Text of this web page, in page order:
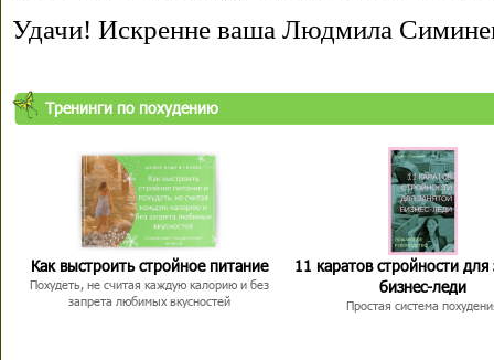
Удачи! Искренне ваша Людмила
Тренинги по похудению
Как выстроить стройное питание
Похудеть, не считая каждую калорию и без
запрета любимых вкусностей
11 каратов стройности для
бизнес-леди
Простая система